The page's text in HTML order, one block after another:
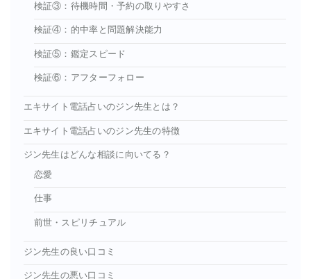
検証③：待機時間・予約の取りやすさ
検証④：的中率と問題解決能力
検証⑤：鑑定スピード
検証⑥：アフターフォロー
エキサイト電話占いのジン先生とは？
エキサイト電話占いのジン先生の特徴
ジン先生はどんな相談に向いてる？
恋愛
仕事
前世・スピリチュアル
ジン先生の良い口コミ
ジン先生の悪い口コミ